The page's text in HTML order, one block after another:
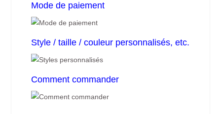
Mode de paiement
Style / taille / couleur personnalisés, etc.
Comment commander